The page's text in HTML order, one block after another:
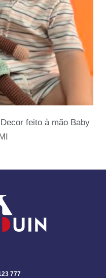
feito à mão Baby
777